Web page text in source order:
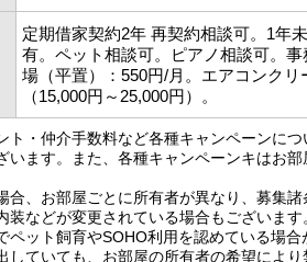
定期借家契約2年 再契約相談可。1年
有。ペット相談可。ピアノ相談可。
場（平置）：550円/月。エアコンクリ
（15,000円～25,000円）。
・仲介手数料など各種キャンペーンにつ
います。また、各種キャンペーンキはお
、お部屋ごとに所有者が異なり、募集諸
装などが変更されている場合もございます
ット飼育やSOHO利用を認めている場合
していても、お部屋の所有者の希望によ